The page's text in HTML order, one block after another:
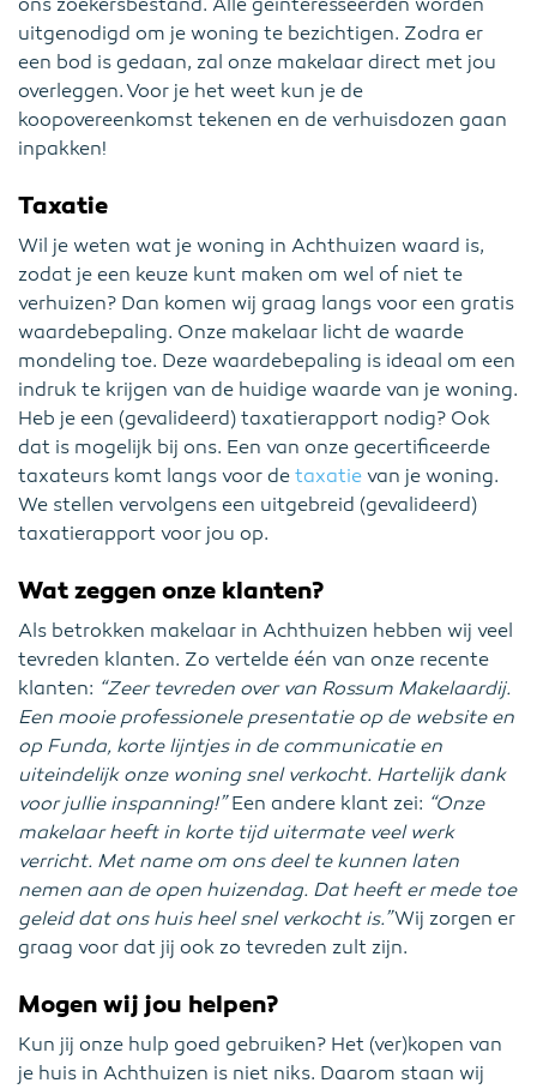
ons zoekersbestand. Alle geïnteresseerden worden
uitgenodigd om je woning te bezichtigen. Zodra er
een bod is gedaan, zal onze makelaar direct met jou
overleggen. Voor je het weet kun je de
koopovereenkomst tekenen en de verhuisdozen gaan
inpakken!
Taxatie
Wil je weten wat je woning in Achthuizen waard is,
zodat je een keuze kunt maken om wel of niet te
verhuizen? Dan komen wij graag langs voor een gratis
waardebepaling. Onze makelaar licht de waarde
mondeling toe. Deze waardebepaling is ideaal om een
indruk te krijgen van de huidige waarde van je woning.
Heb je een (gevalideerd) taxatierapport nodig? Ook
dat is mogelijk bij ons. Een van onze gecertificeerde
taxateurs komt langs voor de taxatie van je woning.
We stellen vervolgens een uitgebreid (gevalideerd)
taxatierapport voor jou op.
Wat zeggen onze klanten?
Als betrokken makelaar in Achthuizen hebben wij veel
tevreden klanten. Zo vertelde één van onze recente
klanten: “Zeer tevreden over van Rossum Makelaardij.
Een mooie professionele presentatie op de website en
op Funda, korte lijntjes in de communicatie en
uiteindelijk onze woning snel verkocht. Hartelijk dank
voor jullie inspanning!”Een andere klant zei: “Onze
makelaar heeft in korte tijd uitermate veel werk
verricht. Met name om ons deel te kunnen laten
nemen aan de open huizendag. Dat heeft er mede toe
geleid dat ons huis heel snel verkocht is.”Wij zorgen er
graag voor dat jij ook zo tevreden zult zijn.
Mogen wij jou helpen?
Kun jij onze hulp goed gebruiken? Het (ver)kopen van
je huis in Achthuizen is niet niks. Daarom staan wij